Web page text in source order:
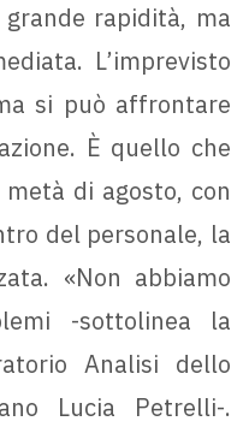
rapidità, ma
L’imprevisto
si può affrontare
È quello che
di agosto, con
del personale, la
«Non abbiamo
-sottolinea la
Analisi dello
Lucia Petrelli-.